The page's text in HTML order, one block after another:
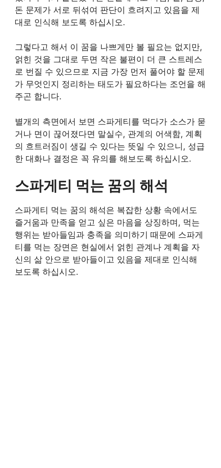
돈 문제가 서로 뒤섞여 판단이 흐려지고 있음을 제
대로 인식해 보도록 하십시오.
그렇다고 해서 이 꿈을 나쁘게만 볼 필요는 없지만,
얽힌 것을 그대로 두면 작은 불편이 더 큰 스트레스
로 번질 수 있으므로 지금 가장 먼저 풀어야 할 문제
가 무엇인지 정리하는 태도가 필요하다는 조언을 해
주곤 합니다.
별개의 측면에서 보면 스파게티를 먹다가 소스가 묻
거나 면이 끊어졌다면 말실수, 관계의 어색함, 계획
의 흐트러짐이 생길 수 있다는 뜻일 수 있으니, 성급
한 대화나 결정은 꼭 유의를 해보도록 하십시오.
스파게티 먹는 꿈의 해석
스파게티 먹는 꿈의 해석은 복잡한 상황 속에서도
즐거움과 만족을 얻고 싶은 마음을 상징하며, 먹는
행위는 받아들임과 충족을 의미하기 때문에 스파게
티를 먹는 장면은 현실에서 얽힌 관계나 계획을 자
신의 삶 안으로 받아들이고 있음을 제대로 인식해
보도록 하십시오.